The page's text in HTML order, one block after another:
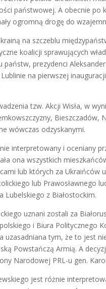
państwowej. A obecnie po
ogromną drogę do
na szczeblu
koalicji sprawujących
prezydenci
na pierwszej
tzw. Akcji Wisła, w
Bieszczadów,
wówczas odzyskanymi.
interpretowany i oceniany
ona wszystkich
lub których za Ukraińców
lub Prawosławnego
z Białostockim.
uznani zostali za
i Biura Politycznego
uzasadniana tym, że to jest
Powstańczą Armią. A
Narodowej PRL-u gen.
jest różnie